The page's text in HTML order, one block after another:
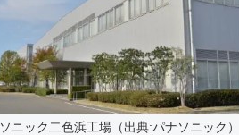
ニック二色浜工場（出典:パナソニック）